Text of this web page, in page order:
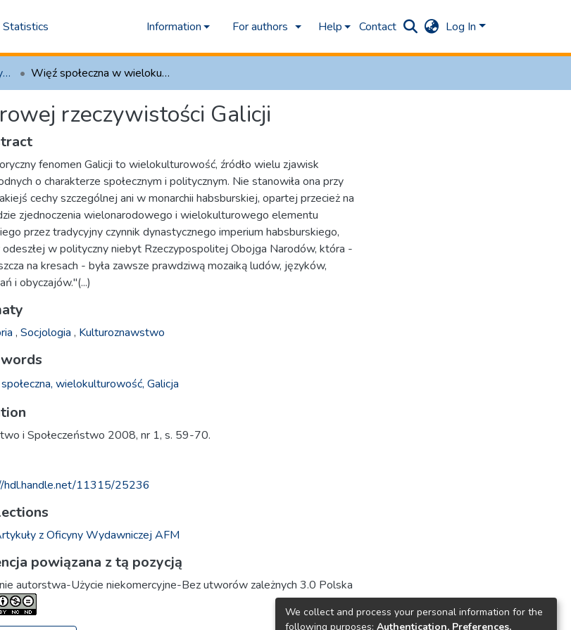
Statistics Information For authors Help Contact Log In
1.1 Artykuły z Oficyny Wydawniczej AFM Więź społeczna w wielokulturowej rzeczywistości Galicji
rzeczywistości Galicji
fenomen Galicji to wielokulturowość, źródło wielu zjawisk
o charakterze społecznym i politycznym. Nie stanowiła ona przy
cechy szczególnej ani w monarchii habsburskiej, opartej przecież na
zjednoczenia wielonarodowego i wielokulturowego elementu
przez tradycyjny czynnik dynastycznego imperium habsburskiego,
odeszłej w polityczny niebyt Rzeczypospolitej Obojga Narodów, która -
na kresach - była zawsze prawdziwą mozaiką ludów, języków,
i obyczajów."(...)
, Socjologia , Kulturoznawstwo
wielokulturowość, Galicja
i Społeczeństwo 2008, nr 1, s. 59-70.
hdl.handle.net/11315/25236
z Oficyny Wydawniczej AFM
powiązana z tą pozycją
autorstwa-Użycie niekomercyjne-Bez utworów zależnych 3.0 Polska
We collect and process your personal information for the
following purposes: Authentication, Preferences,